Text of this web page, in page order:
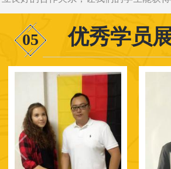
知识的认证
05 优秀学员